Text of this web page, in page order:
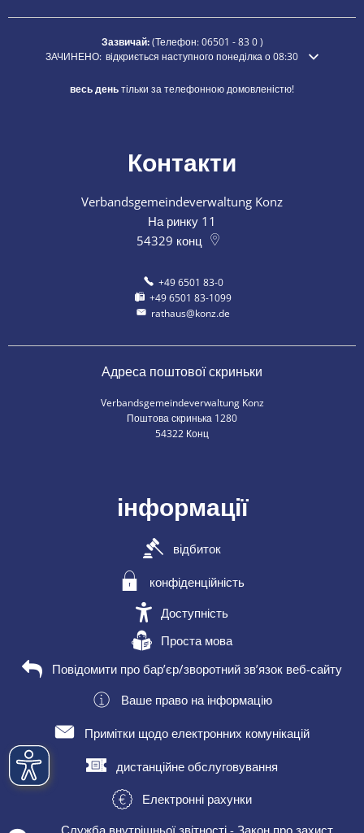
Зазвичай:(Телефон:06501 - 83 0)
Натисніть, щоб приховати додатковий час відкриття або закриття
ЗАЧИНЕНО: відкриється наступного понеділка о 08:30
весь деньтільки за телефонною домовленістю!
Контакти
Verbandsgemeindeverwaltung Konz
На ринку 11
54329 конц
+49 6501 83-0
+49 6501 83-1099
rathaus@konz.de
Адреса поштової скриньки
Verbandsgemeindeverwaltung Konz
Поштова скринька 1280
54322 Конц
інформації
відбиток
конфіденційність
Доступність
Проста мова
Повідомити про бар’єр/зворотний зв’язок веб-сайту
Ваше право на інформацію
Примітки щодо електронних комунікацій
дистанційне обслуговування
Електронні рахунки
Служба внутрішньої звітності - Закон про захист